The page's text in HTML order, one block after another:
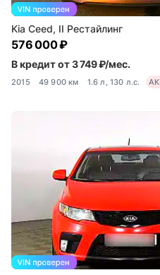
Kia Ceed, II Рестайлинг
576 000 ₽
В кредит от 3 749 ₽/мес.
2015 49 900 км 1.6 л, 130 л.с.